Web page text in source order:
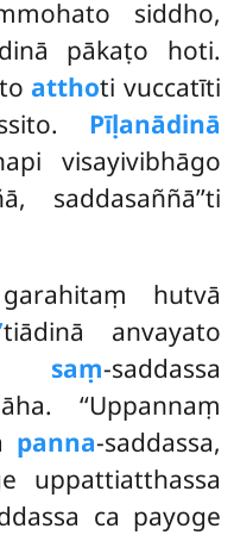
siddho,
pākaṭo hoti.
atthoti vuccatīti
Pīḷanādinā
visayivibhāgo
saddasaññā’’ti
hutvā
tiādinā anvayato
saṃ-saddassa
‘‘Uppannaṃ
panna-saddassa,
uppattiatthassa
ca payoge